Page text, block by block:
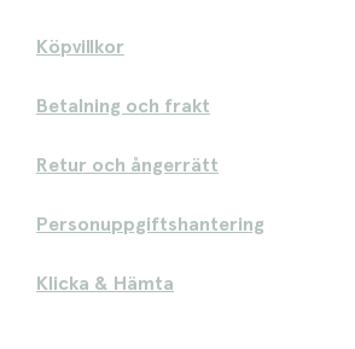
Köpvillkor
Betalning och frakt
Retur och ångerrätt
Personuppgiftshantering
Klicka & Hämta